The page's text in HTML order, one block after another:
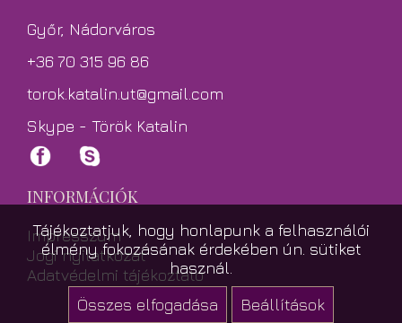
Tájékoztatjuk, hogy honlapunk a felhasználói
élmény fokozásának érdekében ún. sütiket
használ.
Győr, Nádorváros
+36 70 315 96 86
torok.katalin.ut@gmail.com
Skype - Török Katalin
INFORMÁCIÓK
Impresszum
Jogi nyilatkozat
Adatvédelmi tájékoztató